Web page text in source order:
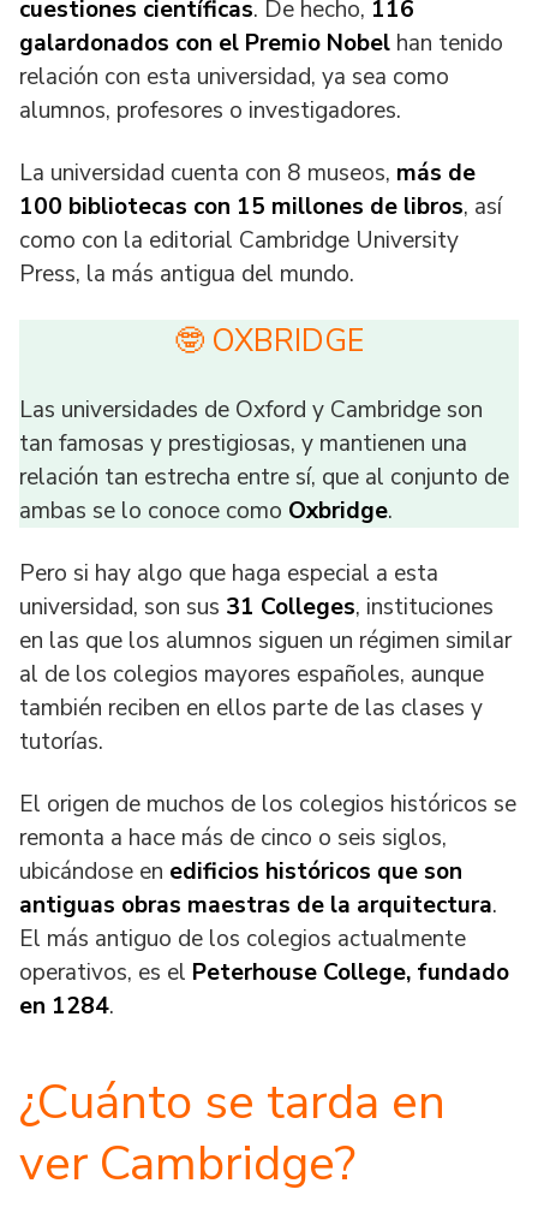
cuestiones científicas. De hecho, 116
galardonados con el Premio Nobel han tenido
relación con esta universidad, ya sea como
alumnos, profesores o investigadores.
La universidad cuenta con 8 museos, más de
100 bibliotecas con 15 millones de libros, así
como con la editorial Cambridge University
Press, la más antigua del mundo.
🤓 OXBRIDGE
Las universidades de Oxford y Cambridge son
tan famosas y prestigiosas, y mantienen una
relación tan estrecha entre sí, que al conjunto de
ambas se lo conoce como Oxbridge.
Pero si hay algo que haga especial a esta
universidad, son sus 31 Colleges, instituciones
en las que los alumnos siguen un régimen similar
al de los colegios mayores españoles, aunque
también reciben en ellos parte de las clases y
tutorías.
El origen de muchos de los colegios históricos se
remonta a hace más de cinco o seis siglos,
ubicándose en edificios históricos que son
antiguas obras maestras de la arquitectura.
El más antiguo de los colegios actualmente
operativos, es el Peterhouse College, fundado
en 1284.
¿Cuánto se tarda en
ver Cambridge?